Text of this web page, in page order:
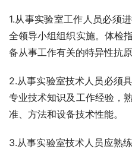
1.从事实验室工作人员必须
全领导小组组织实施。体检
备从事工作有关的特异性抗原
2.从事实验室技术人员必须
专业技术知识及工作经验，
准、方法和设备技术性能。
3.从事实验室技术人员应熟